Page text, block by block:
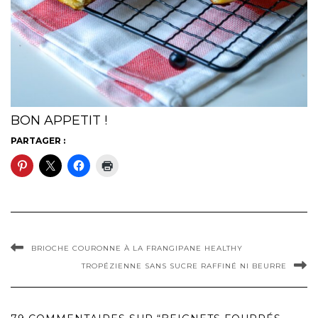
BON APPETIT !
PARTAGER :
BRIOCHE COURONNE À LA FRANGIPANE HEALTHY
TROPÉZIENNE SANS SUCRE RAFFINÉ NI BEURRE